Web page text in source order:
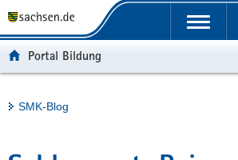
t
e
u
h
e
v
e
Portalübergreifende
Portal Bildung
Hauptinhalt
SMK-Blog